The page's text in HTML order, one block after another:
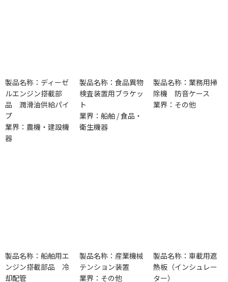
製品名称：ディーゼ
ルエンジン搭載部
品 潤滑油供給パイ
プ
業界：農機・建設機
器
製品名称：食品異物
検査装置用ブラケッ
ト
業界：船舶 / 食品・
衛生機器
製品名称：業務用掃
除機 防音ケース
業界：その他
製品名称：船舶用エ
ンジン搭載部品 冷
却配管
製品名称：産業機械
テンション装置
業界：その他
製品名称：車載用遮
熱板（インシュレー
ター）